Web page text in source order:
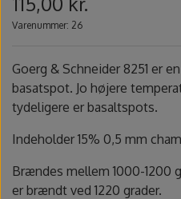
Spande,
Lerruller,
Varenummer: 26
Goerg & Schneider 8251 er
basatspot. Jo højere
tydeligere er basaltspots.
Indeholder 15% 0,5 mm
Brændes mellem 1000-1200
er brændt ved 1220 grader.